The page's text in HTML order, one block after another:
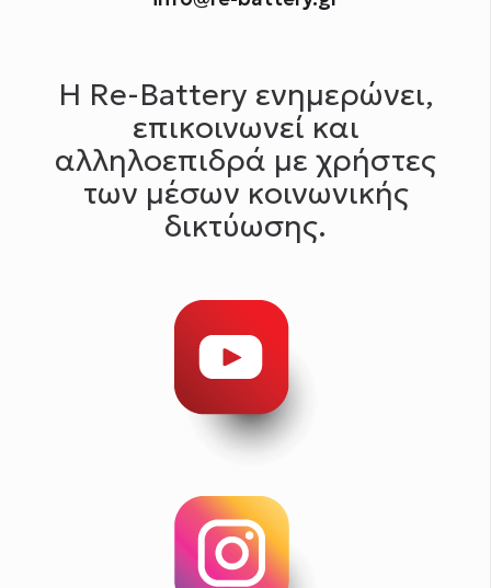
Η Re-Battery ενημερώνει,
επικοινωνεί και
αλληλοεπιδρά με χρήστες
των μέσων κοινωνικής
δικτύωσης.